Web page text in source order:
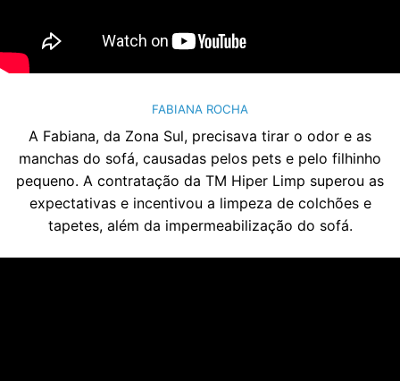
FABIANA ROCHA
A Fabiana, da Zona Sul, precisava tirar o odor e as
manchas do sofá, causadas pelos pets e pelo filhinho
pequeno. A contratação da TM Hiper Limp superou as
expectativas e incentivou a limpeza de colchões e
tapetes, além da impermeabilização do sofá.